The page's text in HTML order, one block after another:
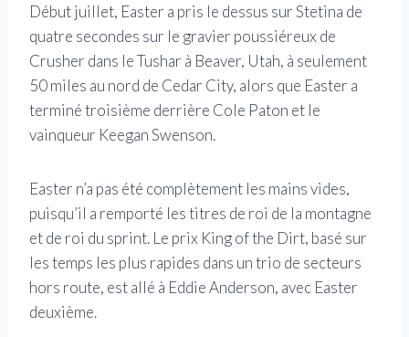
Début juillet, Easter a pris le dessus sur Stetina de
quatre secondes sur le gravier poussiéreux de
Crusher dans le Tushar à Beaver, Utah, à seulement
50 miles au nord de Cedar City, alors que Easter a
terminé troisième derrière Cole Paton et le
vainqueur Keegan Swenson.
Easter n’a pas été complètement les mains vides,
puisqu’il a remporté les titres de roi de la montagne
et de roi du sprint. Le prix King of the Dirt, basé sur
les temps les plus rapides dans un trio de secteurs
hors route, est allé à Eddie Anderson, avec Easter
deuxième.